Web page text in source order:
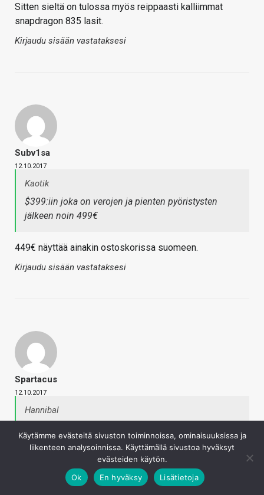
Sitten sieltä on tulossa myös reippaasti kalliimmat
snapdragon 835 lasit.
Kirjaudu sisään vastataksesi
Subv1sa
12.10.2017
Kaotik
$399:iin joka on verojen ja pienten pyöristysten
jälkeen noin 499€
449€ näyttää ainakin ostoskorissa suomeen.
Kirjaudu sisään vastataksesi
Spartacus
12.10.2017
Hannibal
821. Sitten sieltä on tulossa myös reippaasti
kalliimmat snapdragon 835 lasit.
Minkälaiseen suorituskykyyn nuo pystyvät? Johonkin 10-
Käytämme evästeitä sivuston toiminnoissa, ominaisuuksissa ja
liikenteen analysoinnissa. Käyttämällä sivustoa hyväksyt
evästeiden käytön.
Ok
En hyväksy Lisätietoja